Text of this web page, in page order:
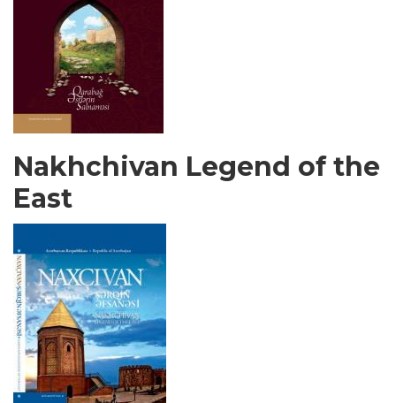
Nakhchivan Legend of the
East